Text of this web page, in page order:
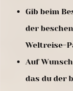
Gib beim
der
Weltreise-
Auf
das du der